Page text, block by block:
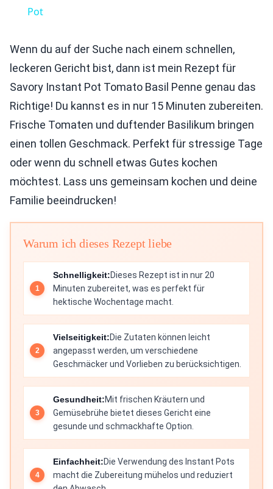
Pot
Wenn du auf der Suche nach einem schnellen,
leckeren Gericht bist, dann ist mein Rezept für
Savory Instant Pot Tomato Basil Penne genau das
Richtige! Du kannst es in nur 15 Minuten zubereiten.
Frische Tomaten und duftender Basilikum bringen
einen tollen Geschmack. Perfekt für stressige Tage
oder wenn du schnell etwas Gutes kochen
möchtest. Lass uns gemeinsam kochen und deine
Familie beeindrucken!
Warum ich dieses Rezept liebe
Schnelligkeit:Dieses Rezept ist in nur 20
Minuten zubereitet, was es perfekt für
hektische Wochentage macht.
Vielseitigkeit:Die Zutaten können leicht
angepasst werden, um verschiedene
Geschmäcker und Vorlieben zu berücksichtigen.
Gesundheit:Mit frischen Kräutern und
Gemüsebrühe bietet dieses Gericht eine
gesunde und schmackhafte Option.
Einfachheit:Die Verwendung des Instant Pots
macht die Zubereitung mühelos und reduziert